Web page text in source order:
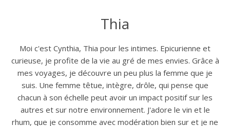
Thia
Moi c'est Cynthia, Thia pour les intimes. Epicurienne et
curieuse, je profite de la vie au gré de mes envies. Grâce à
mes voyages, je découvre un peu plus la femme que je
suis. Une femme têtue, intègre, drôle, qui pense que
chacun à son échelle peut avoir un impact positif sur les
autres et sur notre environnement. J'adore le vin et le
rhum, que je consomme avec modération bien sur et je ne